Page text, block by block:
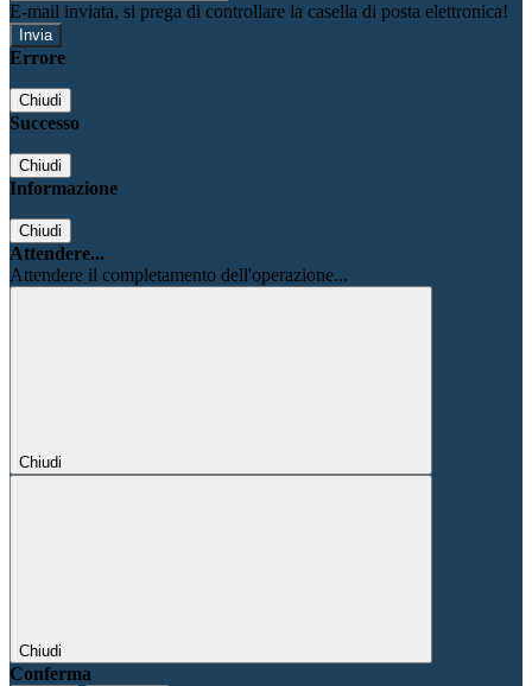
E-mail inviata, si prega di controllare la casella di posta elettronica!
Errore
Chiudi
Successo
Chiudi
Informazione
Chiudi
Attendere...
Attendere il completamento dell'operazione...
Chiudi
Chiudi
Conferma